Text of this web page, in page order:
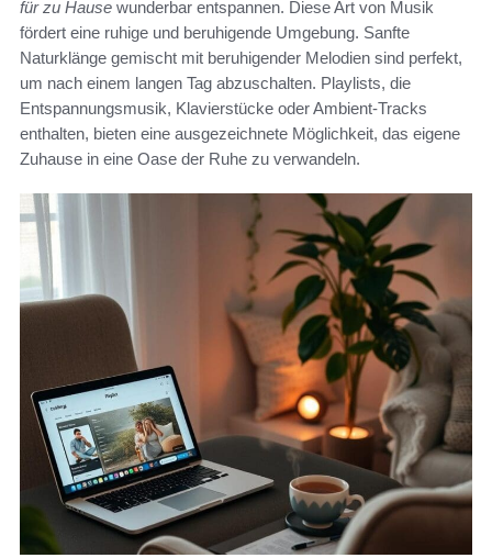
für zu Hause wunderbar entspannen. Diese Art von Musik
fördert eine ruhige und beruhigende Umgebung. Sanfte
Naturklänge gemischt mit beruhigender Melodien sind perfekt,
um nach einem langen Tag abzuschalten. Playlists, die
Entspannungsmusik, Klavierstücke oder Ambient-Tracks
enthalten, bieten eine ausgezeichnete Möglichkeit, das eigene
Zuhause in eine Oase der Ruhe zu verwandeln.